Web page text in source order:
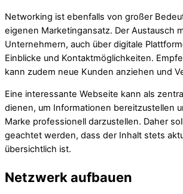
Networking ist ebenfalls von großer
eigenen Marketingansatz. Der Austausch
Unternehmern, auch über digitale
Einblicke und Kontaktmöglichkeiten.
kann zudem neue Kunden anziehen und
Eine interessante Webseite kann als
dienen, um Informationen bereitzustellen
Marke professionell darzustellen. Daher
geachtet werden, dass der Inhalt stets
übersichtlich ist.
Netzwerk aufbauen